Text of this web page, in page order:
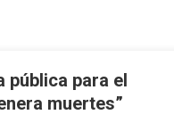
pública para el
muertes”